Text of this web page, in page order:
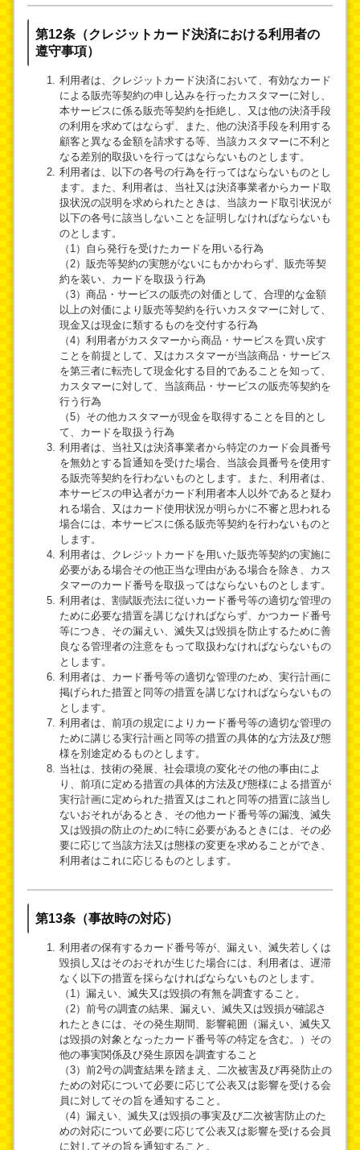
第12条（クレジットカード決済における利用者の
遵守事項）
利用者は、クレジットカード決済において、有効なカード
による販売等契約の申し込みを行ったカスタマーに対し、
本サービスに係る販売等契約を拒絶し、又は他の決済手段
の利用を求めてはならず、また、他の決済手段を利用する
顧客と異なる金額を請求する等、当該カスタマーに不利と
なる差別的取扱いを行ってはならないものとします。
利用者は、以下の各号の行為を行ってはならないものとし
ます。また、利用者は、当社又は決済事業者からカード取
扱状況の説明を求められたときは、当該カード取引状況が
以下の各号に該当しないことを証明しなければならないも
のとします。
（1）自ら発行を受けたカードを用いる行為
（2）販売等契約の実態がないにもかかわらず、販売等契
約を装い、カードを取扱う行為
（3）商品・サービスの販売の対価として、合理的な金額
以上の対価により販売等契約を行いカスタマーに対して、
現金又は現金に類するものを交付する行為
（4）利用者がカスタマーから商品・サービスを買い戻す
ことを前提として、又はカスタマーが当該商品・サービス
を第三者に転売して現金化する目的であることを知って、
カスタマーに対して、当該商品・サービスの販売等契約を
行う行為
（5）その他カスタマーが現金を取得することを目的とし
て、カードを取扱う行為
利用者は、当社又は決済事業者から特定のカード会員番号
を無効とする旨通知を受けた場合、当該会員番号を使用す
る販売等契約を行わないものとします。また、利用者は、
本サービスの申込者がカード利用者本人以外であると疑わ
れる場合、又はカード使用状況が明らかに不審と思われる
場合には、本サービスに係る販売等契約を行わないものと
します。
利用者は、クレジットカードを用いた販売等契約の実施に
必要がある場合その他正当な理由がある場合を除き、カス
タマーのカード番号を取扱ってはならないものとします。
利用者は、割賦販売法に従いカード番号等の適切な管理の
ために必要な措置を講じなければならず、かつカード番号
等につき、その漏えい、滅失又は毀損を防止するために善
良なる管理者の注意をもって取扱わなければならないもの
とします。
利用者は、カード番号等の適切な管理のため、実行計画に
掲げられた措置と同等の措置を講じなければならないもの
とします。
利用者は、前項の規定によりカード番号等の適切な管理の
ために講じる実行計画と同等の措置の具体的な方法及び態
様を別途定めるものとします。
当社は、技術の発展、社会環境の変化その他の事由によ
り、前項に定める措置の具体的方法及び態様による措置が
実行計画に定められた措置又はこれと同等の措置に該当し
ないおそれがあるとき、その他カード番号等の漏洩、滅失
又は毀損の防止のために特に必要があるときには、その必
要に応じて当該方法又は態様の変更を求めることができ、
利用者はこれに応じるものとします。
第13条（事故時の対応）
利用者の保有するカード番号等が、漏えい、滅失若しくは
毀損し又はそのおそれが生じた場合には、利用者は、遅滞
なく以下の措置を採らなければならないものとします。
（1）漏えい、滅失又は毀損の有無を調査すること。
（2）前号の調査の結果、漏えい、滅失又は毀損が確認さ
れたときには、その発生期間、影響範囲（漏えい、滅失又
は毀損の対象となったカード番号等の特定を含む。）その
他の事実関係及び発生原因を調査すること
（3）前2号の調査結果を踏まえ、二次被害及び再発防止の
ための対応について必要に応じて公表又は影響を受ける会
員に対してその旨を通知すること。
（4）漏えい、滅失又は毀損の事実及び二次被害防止のた
めの対応について必要に応じて公表又は影響を受ける会員
に対してその旨を通知すること。